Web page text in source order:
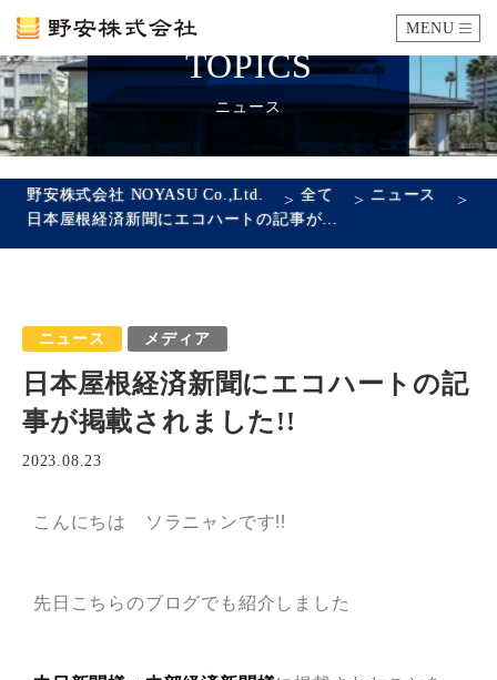
MENU
カタログ
瓦ができるまで
会社概要 沿革 代表あいさつ アクセス
採用情報
TOPICS
ニュース
野安株式会社 NOYASU Co.,Ltd. >全て > ニュース >
ニュース メディア
日本屋根経済新聞にエコハートの記
事が掲載されました!!
2023.08.23
こんにちは ソラニャンです!!
先日こちらのブログでも紹介しました